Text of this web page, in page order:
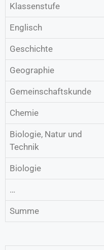
Klassenstufe
Englisch
Geschichte
Geographie
Gemeinschaftskunde
Chemie
Biologie, Natur und
Technik
Biologie
…
Summe